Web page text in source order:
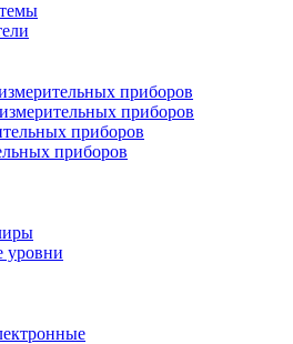
приборов
приборов
приборов
приборов
уровни